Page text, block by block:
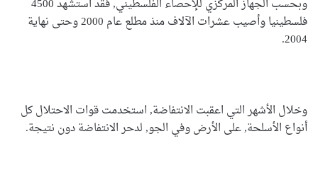
وبحسب الجهاز المركزي للإحصاء الفلسطيني, فقد استشهد 4500
فلسطينيا وأصيب عشرات الآلاف منذ مطلع عام 2000 وحتى نهاية
2004.
وخلال الأشهر التي اعقبت الانتفاضة, استخدمت قوات الاحتلال كل
أنواع الأسلحة, على الأرض وفي الجو, لدحر الانتفاضة دون نتيجة.